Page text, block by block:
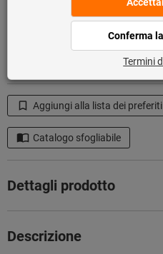
Disponibile a magazzino
Aggiungi alla lista dei preferiti
Catalogo sfogliabile
Dettagli prodotto
Descrizione